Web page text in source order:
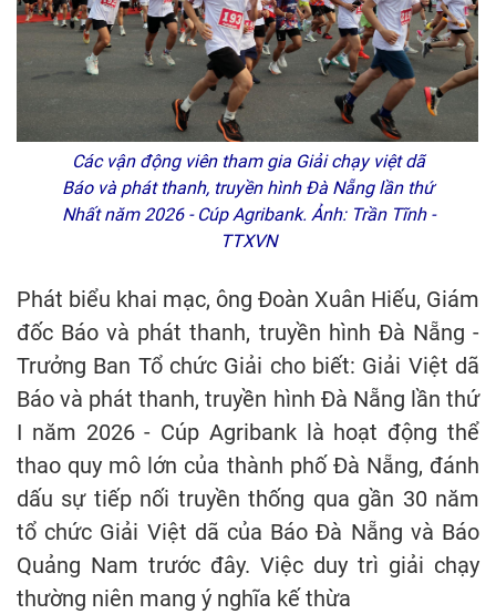
Các vận động viên tham gia Giải chạy việt dã
Báo và phát thanh, truyền hình Đà Nẵng lần thứ
Nhất năm 2026 - Cúp Agribank. Ảnh: Trần Tĩnh -
TTXVN
Phát biểu khai mạc, ông Đoàn Xuân Hiếu, Giám
đốc Báo và phát thanh, truyền hình Đà Nẵng -
Trưởng Ban Tổ chức Giải cho biết: Giải Việt dã
Báo và phát thanh, truyền hình Đà Nẵng lần thứ
I năm 2026 - Cúp Agribank là hoạt động thể
thao quy mô lớn của thành phố Đà Nẵng, đánh
dấu sự tiếp nối truyền thống qua gần 30 năm
tổ chức Giải Việt dã của Báo Đà Nẵng và Báo
Quảng Nam trước đây. Việc duy trì giải chạy
thường niên mang ý nghĩa kế thừa